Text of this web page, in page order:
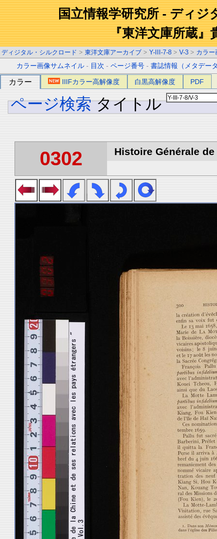
国立情報学研究所 - ディジ
『東洋文庫所蔵』
ディジタル・シルクロード > 東洋文庫アーカイブ > Y-III-7-8 > V-3 > カラー
カラー画像サムネイル - 目次 -ページ番号 -書誌情報（メタデー
カラー IIIFカラー高解像度 白黒高解像度 PDF
ページ検索 タイトル
0302 Histoire Générale